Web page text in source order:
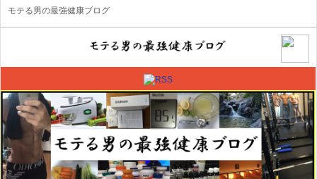
モテる男の最強健康ブログ